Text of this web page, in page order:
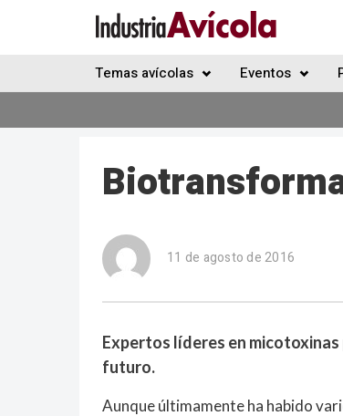
Temas avícolas Eventos
11 de agosto de 2016
Expertos líderes en
futuro.
Aunque últimamente ha habido